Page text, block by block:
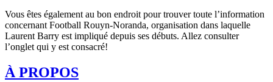
Vous êtes également au bon endroit pour trouver toute l’information
concernant Football Rouyn-Noranda, organisation dans laquelle
Laurent Barry est impliqué depuis ses débuts. Allez consulter
l’onglet qui y est consacré!
À PROPOS